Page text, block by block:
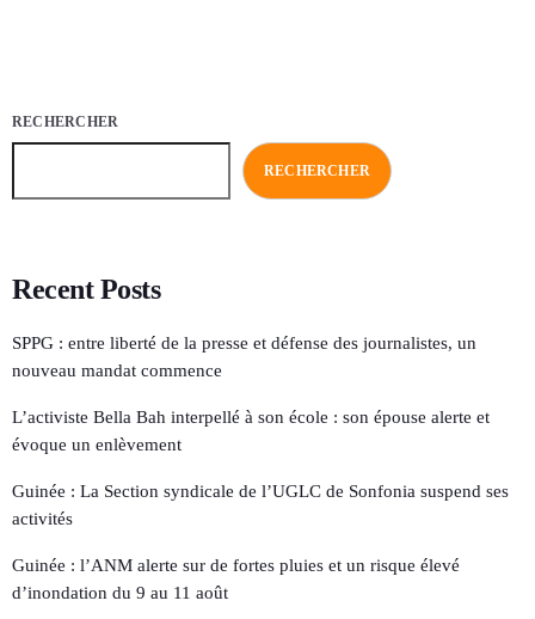
RECHERCHER
RECHERCHER
Recent Posts
SPPG : entre liberté de la presse et défense des journalistes, un
nouveau mandat commence
L’activiste Bella Bah interpellé à son école : son épouse alerte et
évoque un enlèvement
Guinée : La Section syndicale de l’UGLC de Sonfonia suspend ses
activités
Guinée : l’ANM alerte sur de fortes pluies et un risque élevé
d’inondation du 9 au 11 août